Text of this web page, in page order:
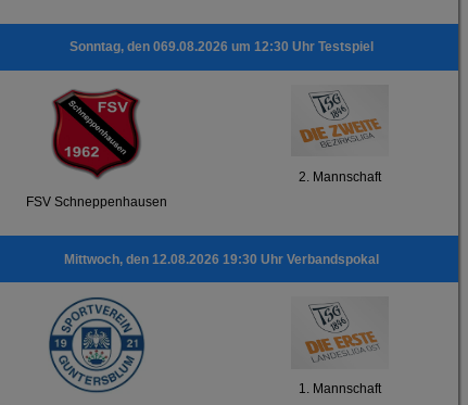
Sonntag, den 069.08.2026 um 12:30 Uhr Testspiel
FSV Schneppenhausen
2. Mannschaft
Mittwoch, den 12.08.2026 19:30 Uhr Verbandspokal
1. Mannschaft